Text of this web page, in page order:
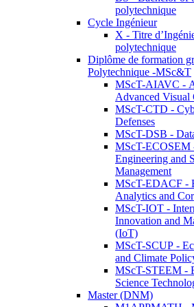
polytechnique
Cycle Ingénieur
X - Titre
polytechnique
Diplôme de formation
Polytechnique -MSc&T
MScT-AIAVC -
Advanced Visual
MScT-CTD -
Defenses
MScT-DSB -
MScT-ECOSEM
Engineering and
Management
MScT-EDACF -
Analytics and
MScT-IOT -
Innovation and
(IoT)
MScT-SCUP -
and Climate
MScT-STEEM -
Science
Master (DNM)